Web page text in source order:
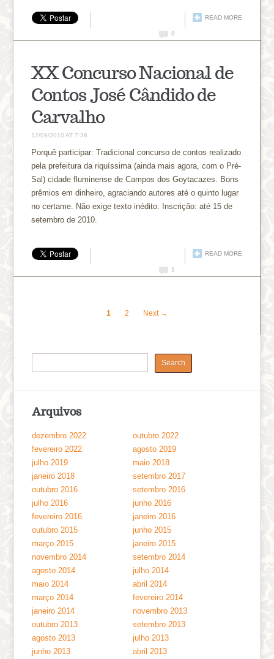
READ MORE
0
XX Concurso Nacional de
Contos José Cândido de
Carvalho
12/09/2010 AT 7:36
Porquê participar: Tradicional concurso de contos realizado
pela prefeitura da riquíssima (ainda mais agora, com o Pré-
Sal) cidade fluminense de Campos dos Goytacazes. Bons
prêmios em dinheiro, agraciando autores até o quinto lugar
no certame. Não exige texto inédito. Inscrição: até 15 de
setembro de 2010.
READ MORE
1
1 2 Next →
Arquivos
dezembro 2022
outubro 2022
fevereiro 2022
agosto 2019
julho 2019
maio 2018
janeiro 2018
setembro 2017
outubro 2016
setembro 2016
julho 2016
junho 2016
fevereiro 2016
janeiro 2016
outubro 2015
junho 2015
março 2015
janeiro 2015
novembro 2014
setembro 2014
agosto 2014
julho 2014
maio 2014
abril 2014
março 2014
fevereiro 2014
janeiro 2014
novembro 2013
outubro 2013
setembro 2013
agosto 2013
julho 2013
junho 2013
abril 2013